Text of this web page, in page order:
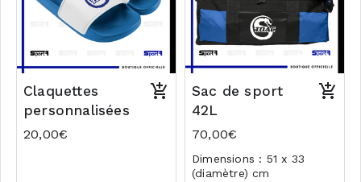
Claquettes
personnalisées
20,00€
Sac de sport
42L
70,00€
Dimensions : 51 x 33
(diamètre) cm